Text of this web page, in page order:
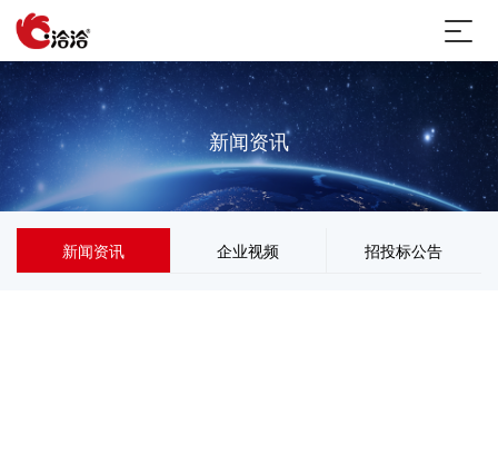
新闻资讯
新闻资讯 企业视频 招投标公告